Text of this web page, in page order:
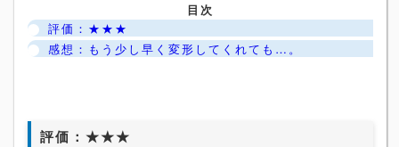
目次
評価：★★★
感想：もう少し早く変形してくれても…。
評価：★★★